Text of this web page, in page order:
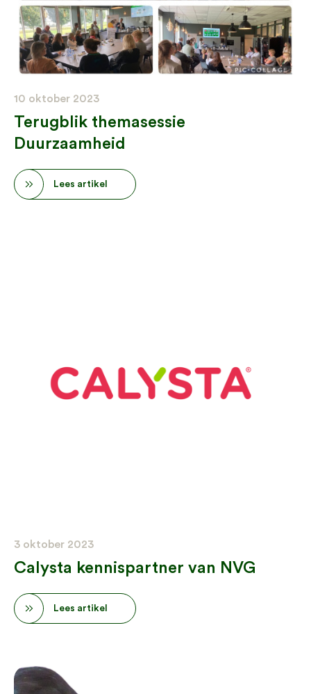
10 oktober 2023
Terugblik themasessie
Duurzaamheid
Lees artikel
3 oktober 2023
Calysta kennispartner van NVG
Lees artikel